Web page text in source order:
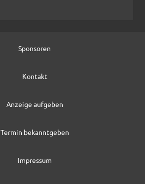
Sponsoren
Kontakt
Anzeige aufgeben
Termin bekanntgeben
Impressum